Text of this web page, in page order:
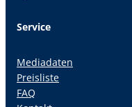
Service
Mediadaten
Preisliste
FAQ